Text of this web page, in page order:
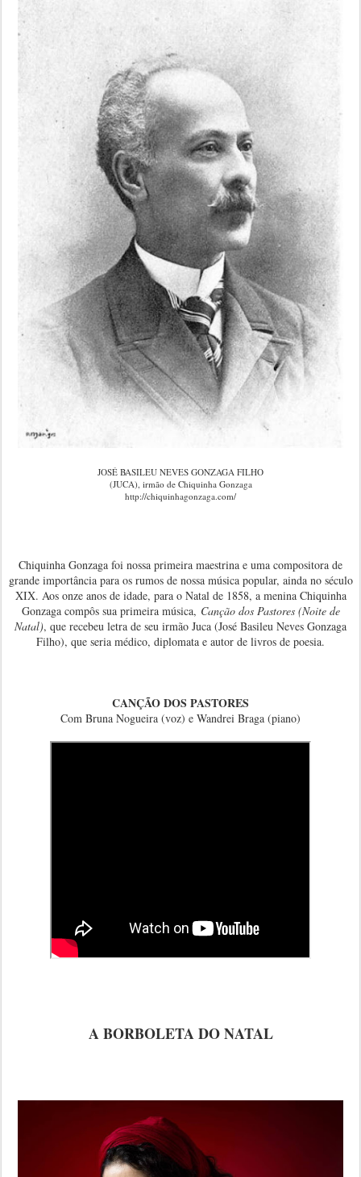
JOSÉ BASILEU NEVES GONZAGA FILHO
(JUCA), irmão de Chiquinha Gonzaga
http://chiquinhagonzaga.com/
Chiquinha Gonzaga foi nossa primeira maestrina e uma compositora de
grande importância para os rumos de nossa música popular, ainda no século
XIX. Aos onze anos de idade, para o Natal de 1858, a menina Chiquinha
Gonzaga compôs sua primeira música, Canção dos Pastores (Noite de
Natal), que recebeu letra de seu irmão Juca (José Basileu Neves Gonzaga
Filho), que seria médico, diplomata e autor de livros de poesia.
CANÇÃO DOS PASTORES
Com Bruna Nogueira (voz) e Wandrei Braga (piano)
A BORBOLETA DO NATAL